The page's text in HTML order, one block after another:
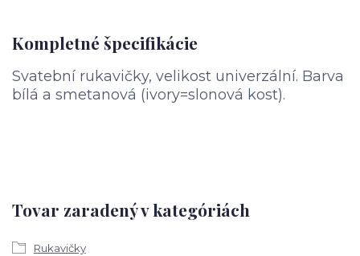
Kompletné špecifikácie
Svatební rukavičky, velikost univerzální. Barva
bílá a smetanová (ivory=slonová kost).
Tovar zaradený v kategóriách
Rukavičky